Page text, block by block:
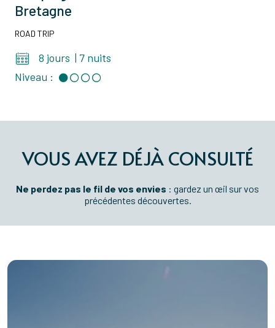
Bretagne
ROAD TRIP
8 jours | 7 nuits
Niveau :
VOUS AVEZ DÉJÀ CONSULTÉ
Ne perdez pas le fil de vos envies : gardez un œil sur vos
précédentes découvertes.